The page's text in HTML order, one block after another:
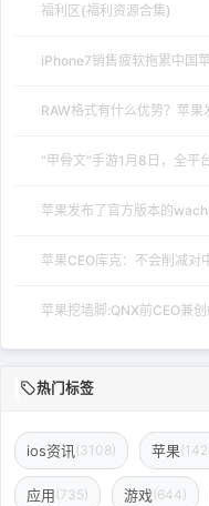
福利区(福利资源合集)
iPhone7销售疲软拖累中国
RAW格式有什么优势？苹果
“甲骨文”手游1月8日，全平
苹果发布了官方版本的
苹果CEO库克：不会削减对
苹果挖墙脚:QNX前CEO兼
热门标签
ios资讯 (3108) 苹果
应用(735) 游戏(644)